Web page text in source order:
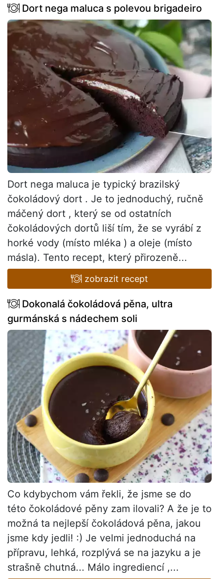
Dort nega maluca s polevou brigadeiro
Dort nega maluca je typický brazilský
čokoládový dort . Je to jednoduchý, ručně
máčený dort , který se od ostatních
čokoládových dortů liší tím, že se vyrábí z
horké vody (místo mléka ) a oleje (místo
másla). Tento recept, který přirozeně...
zobrazit recept
Dokonalá čokoládová pěna, ultra
gurmánská s nádechem soli
Co kdybychom vám řekli, že jsme se do
této čokoládové pěny zam ilovali? A že je to
možná ta nejlepší čokoládová pěna, jakou
jsme kdy jedli! :) Je velmi jednoduchá na
přípravu, lehká, rozplývá se na jazyku a je
strašně chutná... Málo ingrediencí ,...